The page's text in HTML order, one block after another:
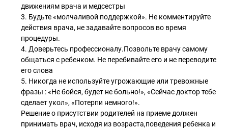
движениям врача и медсестры
3. Будьте «молчаливой поддержкой». Не комментируйте
действия врача, не задавайте вопросов во время
процедуры.
4. Доверьтесь профессионалу.Позвольте врачу самому
общаться с ребенком. Не перебивайте его и не переводите
его слова
5. Никогда не используйте угрожающие или тревожные
фразы : «Не бойся, будет не больно!», «Сейчас доктор тебе
сделает укол», «Потерпи немного!».
Решение о присутствии родителей на приеме должен
принимать врач, исходя из возраста,поведения ребенка и